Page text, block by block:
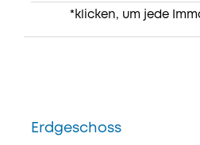
*klicken, um jede
Erdgeschoss